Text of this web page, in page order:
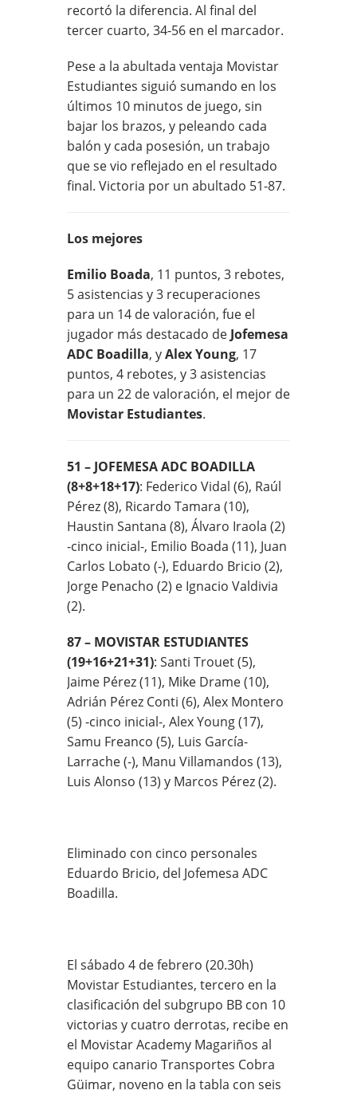
recortó la diferencia. Al final del
tercer cuarto, 34-56 en el marcador.
Pese a la abultada ventaja Movistar
Estudiantes siguió sumando en los
últimos 10 minutos de juego, sin
bajar los brazos, y peleando cada
balón y cada posesión, un trabajo
que se vio reflejado en el resultado
final. Victoria por un abultado 51-87.
Los mejores
Emilio Boada, 11 puntos, 3 rebotes,
5 asistencias y 3 recuperaciones
para un 14 de valoración, fue el
jugador más destacado de Jofemesa
ADC Boadilla, yAlex Young, 17
puntos, 4 rebotes, y 3 asistencias
para un 22 de valoración, el mejor de
Movistar Estudiantes.
51 – JOFEMESA ADC BOADILLA
(8+8+18+17): Federico Vidal (6), Raúl
Pérez (8), Ricardo Tamara (10),
Haustin Santana (8), Álvaro Iraola (2)
-cinco inicial-, Emilio Boada (11), Juan
Carlos Lobato (-), Eduardo Bricio (2),
Jorge Penacho (2) e Ignacio Valdivia
(2).
87 – MOVISTAR ESTUDIANTES
(19+16+21+31): Santi Trouet (5),
Jaime Pérez (11), Mike Drame (10),
Adrián Pérez Conti (6), Alex Montero
(5) -cinco inicial-, Alex Young (17),
Samu Freanco (5), Luis García-
Larrache (-), Manu Villamandos (13),
Luis Alonso (13) y Marcos Pérez (2).
Eliminado con cinco personales
Eduardo Bricio, del Jofemesa ADC
Boadilla.
El sábado 4 de febrero (20.30h)
Movistar Estudiantes, tercero en la
clasificación del subgrupo BB con 10
victorias y cuatro derrotas, recibe en
el Movistar Academy Magariños al
equipo canario Transportes Cobra
Güimar, noveno en la tabla con seis